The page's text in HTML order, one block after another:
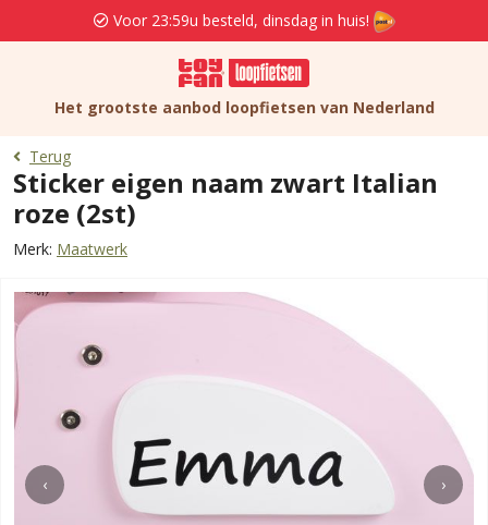
Voor 23:59u besteld, dinsdag in huis!
Het grootste aanbod loopfietsen van Nederland
Terug
Sticker eigen naam zwart Italian
roze (2st)
Merk: Maatwerk
‹ ›